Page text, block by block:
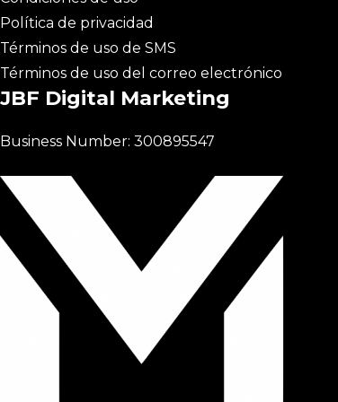
Política de privacidad
Términos de uso de SMS
Términos de uso del correo electrónico
JBF Digital Marketing
Business Number: 300895547